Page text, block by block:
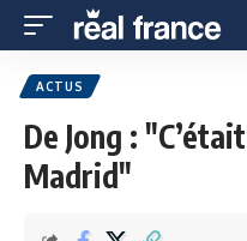
ACTUS
De Jong :
Madrid"